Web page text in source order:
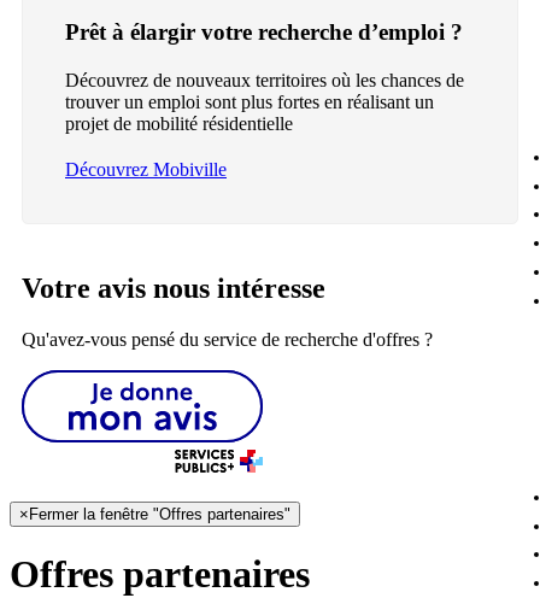
Prêt à élargir votre recherche d’emploi ?
Découvrez de nouveaux territoires où les chances de
trouver un emploi sont plus fortes en réalisant un
projet de mobilité résidentielle
Découvrez Mobiville
Votre avis nous intéresse
Qu'avez-vous pensé du service de recherche d'offres ?
× Fermer la fenêtre "Offres partenaires"
Offres partenaires